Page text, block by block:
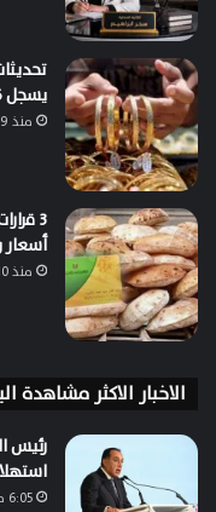
يسجل 6966 جنيهًا وسط ترقب الأسواق العالمية
منذ 9 ساعات
3
أسعار
منذ 10 ساعات
الاخبار الاكثر مشاهدة
رئيس
6:05 م14 يونيو، 2025